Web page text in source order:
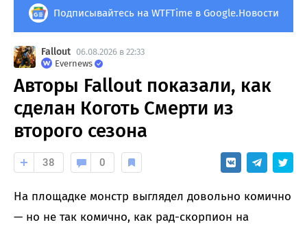
Подписывайтесь на WTFTime в Google.Новости
Fallout 06.08.2026 в 22:33
Evernews
Авторы Fallout показали, как
сделан Коготь Смерти из
второго сезона
38 0
На площадке монстр выглядел довольно комично
— но не так комично, как рад-скорпион на